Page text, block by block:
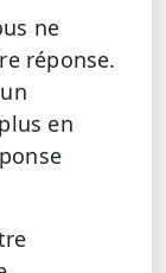
ne
réponse.
en